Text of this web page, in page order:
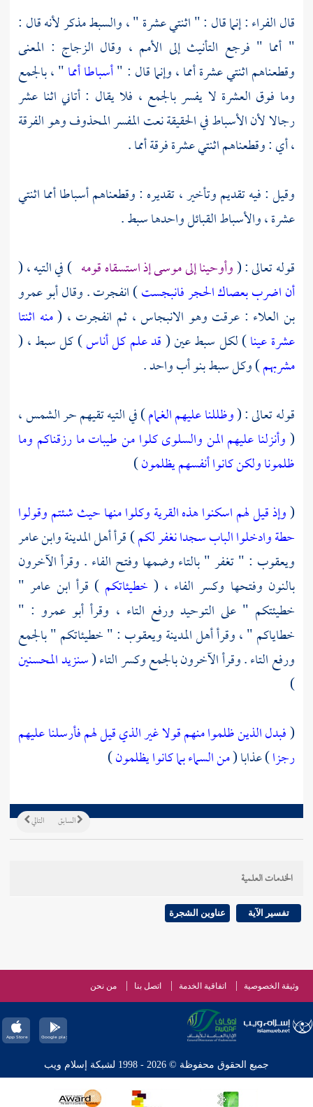
قالالفراء: إنما قال : " اثنتي عشرة " ، والسبط مذكر لأنه قال :
" أمما " فرجع التأنيث إلى الأمم ، وقال الزجاج : المعنى
وقطعناهم اثنتي عشرة أمما ، وإنما قال : "أسباطا أمما" ، بالجمع
وما فوق العشرة لا يفسر بالجمع ، فلا يقال : أتاني اثنا عشر
رجالا لأن الأسباط في الحقيقة نعت المفسر المحذوف وهو الفرقة
، أي : وقطعناهم اثنتي عشرة فرقة أمما .
وقيل : فيه تقديم وتأخير ، تقديره : وقطعناهم أسباطا أمما اثنتي
عشرة ، والأسباط القبائل واحدها سبط .
قوله تعالى : (وأوحينا إلى موسى إذ استسقاه قومه ) في التيه ، (
أن اضرب بعصاك الحجر فانبجست) انفجرت . وقالأبو عمرو
بن العلاء : عرقت وهو الانبجاس ، ثم انفجرت ، (منه اثنتا
عشرة عينا) لكل سبط عين (قد علم كل أناس) كل سبط ، (
مشربهم) وكل سبط بنو أب واحد .
قوله تعالى : (وظللنا عليهم الغمام) في التيه تقيهم حر الشمس ،
(وأنزلنا عليهم المن والسلوى كلوا من طيبات ما رزقناكم وما
ظلمونا ولكن كانوا أنفسهم يظلمون)
(وإذ قيل لهم اسكنوا هذه القرية وكلوا منها حيث شئتم وقولوا
حطة وادخلوا الباب سجدا نغفر لكم) قرأأهل المدينةوابن عامر
ويعقوب : " تغفر " بالتاء وضمها وفتح الفاء . وقرأ الآخرون
بالنون وفتحها وكسر الفاء ، ( خطيئاتكم) قرأ ابن عامر "
خطيئتكم " على التوحيد ورفع التاء ، وقرأ أبو عمرو : "
خطاياكم " ، وقرأأهل المدينةويعقوب : " خطيئاتكم " بالجمع
ورفع التاء . وقرأ الآخرون بالجمع وكسر التاء (سنزيد المحسنين
)
(فبدل الذين ظلموا منهم قولا غير الذي قيل لهم فأرسلنا عليهم
رجزا) عذابا (من السماء بما كانوا يظلمون)
التالي السابق
الخدمات العلمية
تفسير الآية عناوين الشجرة
وثيقة الخصوصية اتفاقية الخدمة اتصل بنا من نحن
جميع الحقوق محفوظة © 2026 - 1998 لشبكة إسلام ويب